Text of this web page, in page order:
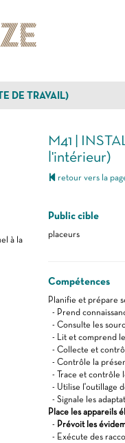
DE TRAVAIL)
à la
M41 |
l'intérieur)
retour vers la
Public cible
placeurs
Compétences
Planifie et prépare
- Prend
- Consulte les
- Lit et comprend
- Collecte et
- Contrôle la
- Trace et contrôle
- Utilise l'outillage
- Signale les
Place les appareils
- Prévoit les
- Exécute des